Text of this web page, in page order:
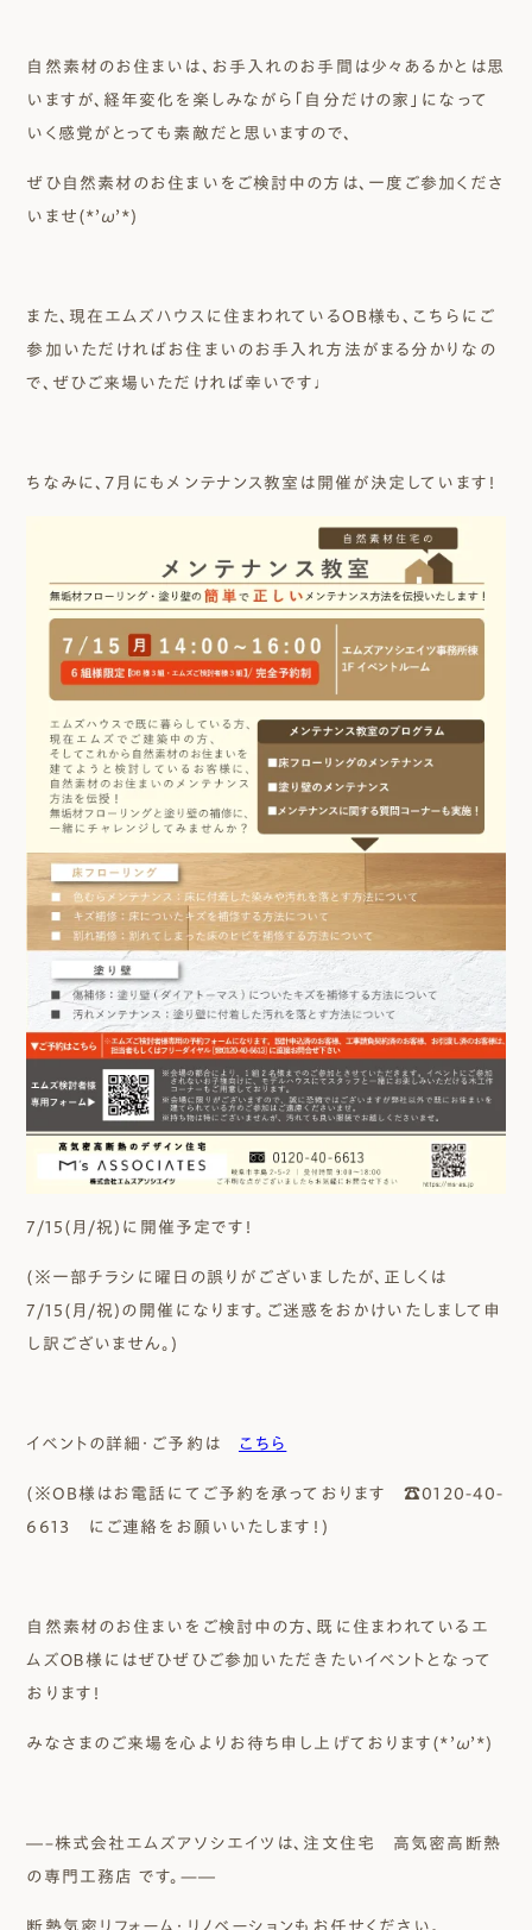
自然素材のお住まいは、お手入れのお手間は少々あるかとは思
いますが、経年変化を楽しみながら「自分だけの家」になって
いく感覚がとっても素敵だと思いますので、
ぜひ自然素材のお住まいをご検討中の方は、一度ご参加くださ
いませ(*’ω’*)
また、現在エムズハウスに住まわれているOB様も、こちらにご
参加いただければお住まいのお手入れ方法がまる分かりなの
で、ぜひご来場いただければ幸いです♩
ちなみに、７月にもメンテナンス教室は開催が決定しています！
7/15(月/祝)に開催予定です！
(※一部チラシに曜日の誤りがございましたが、正しくは
7/15(月/祝)の開催になります。ご迷惑をおかけいたしまして申
し訳ございません。)
イベントの詳細・ご予約は こちら
(※OB様はお電話にてご予約を承っております ☎0120-40-
6613 にご連絡をお願いいたします！)
自然素材のお住まいをご検討中の方、既に住まわれているエ
ムズＯＢ様にはぜひぜひご参加いただきたいイベントとなって
おります！
みなさまのご来場を心よりお待ち申し上げております(*’ω’*)
―–株式会社エムズアソシエイツは、注文住宅 高気密高断熱
の専門工務店 です。—―
断熱気密リフォーム・リノベーションもお任せください。